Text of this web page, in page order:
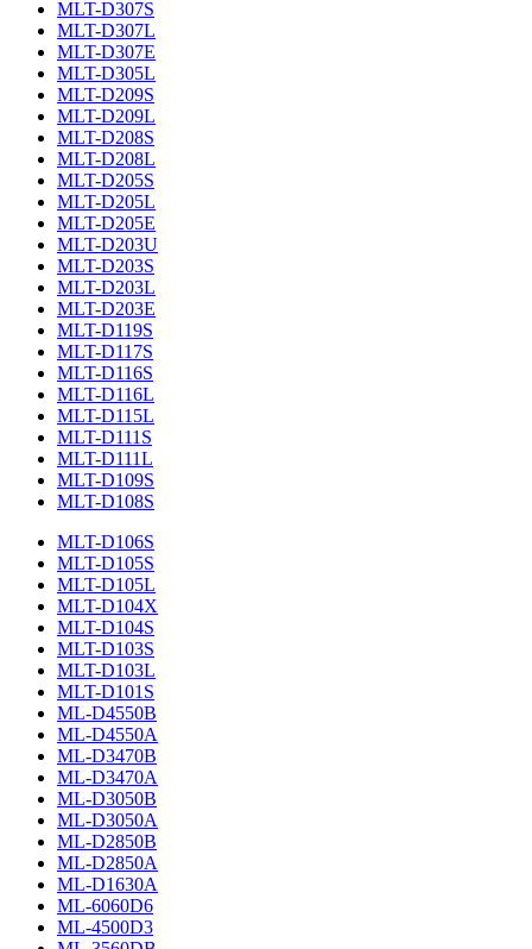
MLT-D307S
MLT-D307L
MLT-D307E
MLT-D305L
MLT-D209S
MLT-D209L
MLT-D208S
MLT-D208L
MLT-D205S
MLT-D205L
MLT-D205E
MLT-D203U
MLT-D203S
MLT-D203L
MLT-D203E
MLT-D119S
MLT-D117S
MLT-D116S
MLT-D116L
MLT-D115L
MLT-D111S
MLT-D111L
MLT-D109S
MLT-D108S
MLT-D106S
MLT-D105S
MLT-D105L
MLT-D104X
MLT-D104S
MLT-D103S
MLT-D103L
MLT-D101S
ML-D4550B
ML-D4550A
ML-D3470B
ML-D3470A
ML-D3050B
ML-D3050A
ML-D2850B
ML-D2850A
ML-D1630A
ML-6060D6
ML-4500D3